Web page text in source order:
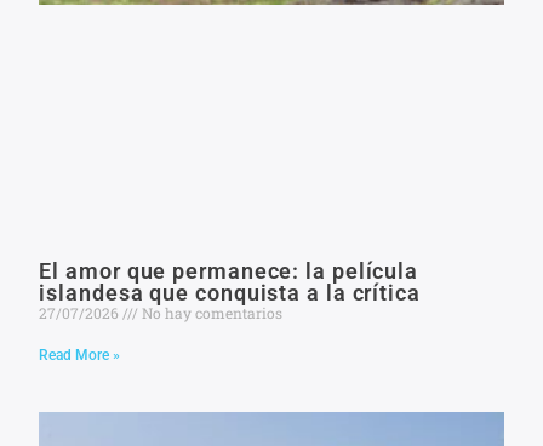
El amor que permanece: la película
islandesa que conquista a la crítica
27/07/2026 No hay comentarios
Read More »